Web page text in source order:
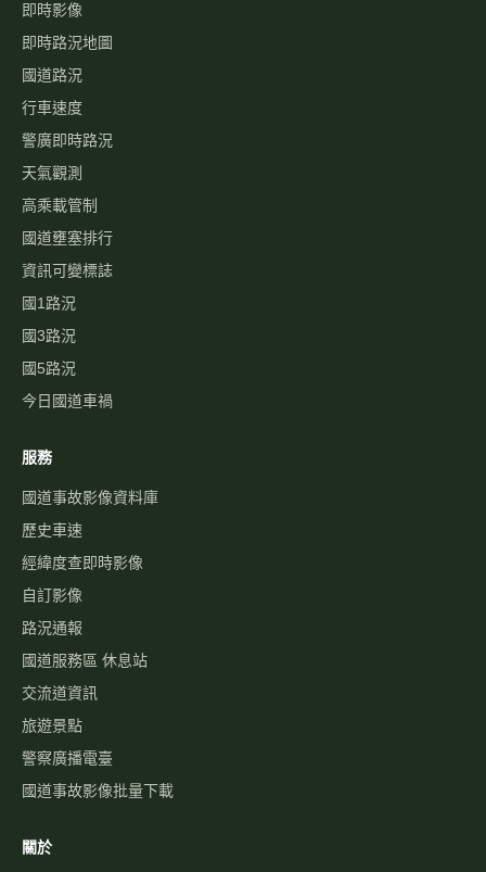
即時影像
即時路況地圖
國道路況
行車速度
警廣即時路況
天氣觀測
高乘載管制
國道壅塞排行
資訊可變標誌
國1路況
國3路況
國5路況
今日國道車禍
服務
國道事故影像資料庫
歷史車速
經緯度查即時影像
自訂影像
路況通報
國道服務區 休息站
交流道資訊
旅遊景點
警察廣播電臺
國道事故影像批量下載
關於